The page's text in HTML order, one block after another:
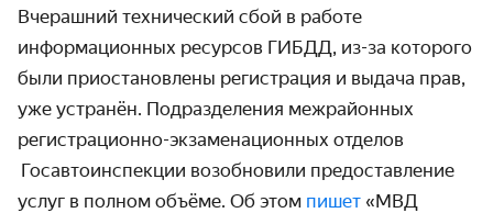
Вчерашний технический сбой в работе
информационных ресурсов ГИБДД, из-за которого
были приостановлены регистрация и выдача прав,
уже устранён. Подразделения межрайонных
регистрационно-экзаменационных отделов
Госавтоинспекции возобновили предоставление
услуг в полном объёме. Об этом пишет «МВД